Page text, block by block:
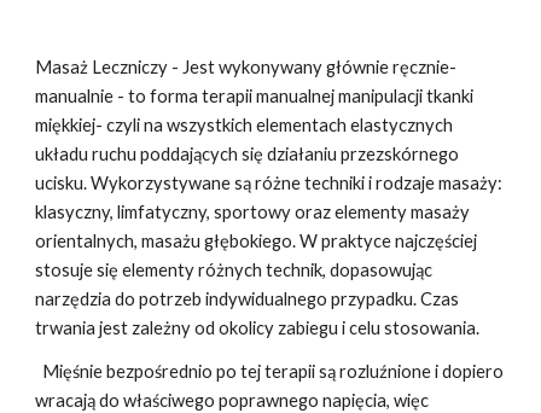
Masaż Leczniczy - Jest wykonywany głównie ręcznie-
manualnie - to forma terapii manualnej manipulacji tkanki
miękkiej- czyli na wszystkich elementach elastycznych
układu ruchu poddających się działaniu przezskórnego
ucisku. Wykorzystywane są różne techniki i rodzaje masaży:
klasyczny, limfatyczny, sportowy oraz elementy masaży
orientalnych, masażu głębokiego. W praktyce najczęściej
stosuje się elementy różnych technik, dopasowując
narzędzia do potrzeb indywidualnego przypadku. Czas
trwania jest zależny od okolicy zabiegu i celu stosowania.
Mięśnie bezpośrednio po tej terapii są rozluźnione i dopiero
wracają do właściwego poprawnego napięcia, więc